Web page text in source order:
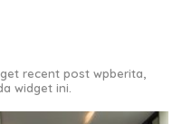
recent post wpberita,
widget ini.